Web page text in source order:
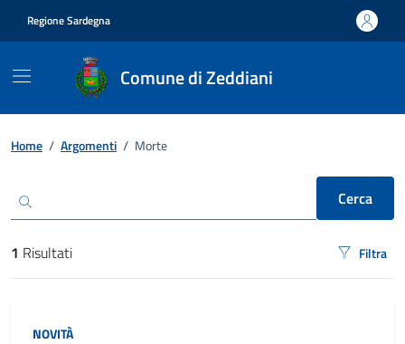
Regione Sardegna
Comune di Zeddiani
Ricerca
Home / Argomenti / Morte
Cerca
risultati di ricerca
1 Risultati Filtra
NOVITÀ